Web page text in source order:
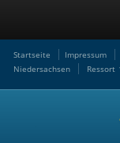
Startseite Impressum
Niedersachsen
Ressort